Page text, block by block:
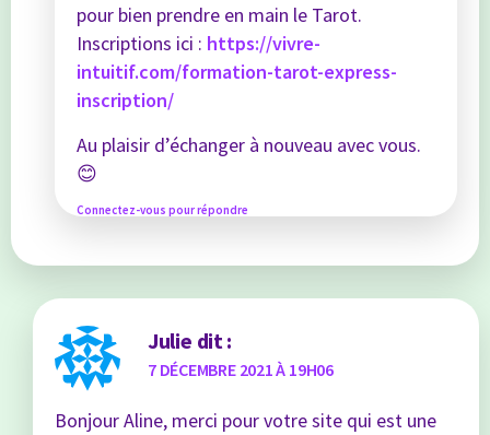
pour bien prendre en main le Tarot.
Inscriptions ici : https://vivre-
intuitif.com/formation-tarot-express-
inscription/
Au plaisir d’échanger à nouveau avec vous.
😊
Connectez-vous pour répondre
Julie dit :
7 DÉCEMBRE 2021 À 19H06
Bonjour Aline, merci pour votre site qui est une